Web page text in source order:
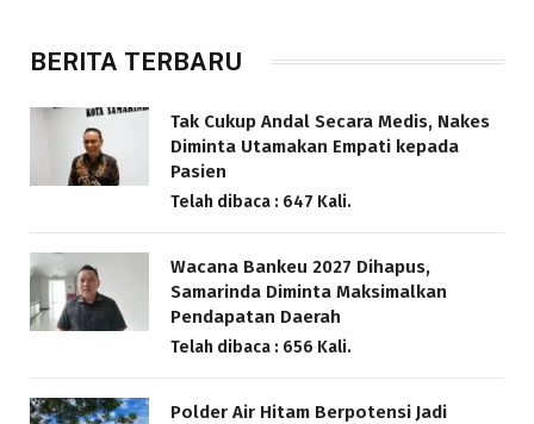
BERITA TERBARU
Tak Cukup Andal Secara Medis, Nakes
Diminta Utamakan Empati kepada
Pasien
Telah dibaca : 647 Kali.
Wacana Bankeu 2027 Dihapus,
Samarinda Diminta Maksimalkan
Pendapatan Daerah
Telah dibaca : 656 Kali.
Polder Air Hitam Berpotensi Jadi